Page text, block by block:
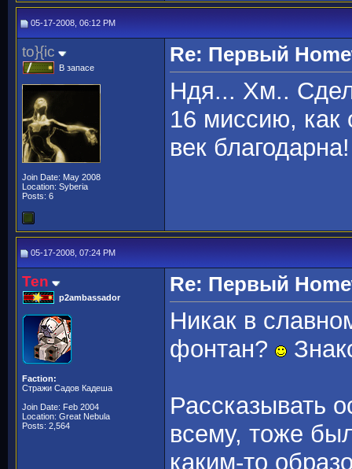
05-17-2008, 06:12 PM
to}{ic
В запасе
Join Date: May 2008
Location: Syberia
Posts: 6
Re: Первый
Ндя... Хм..
16 миссию, как
век
05-17-2008, 07:24 PM
Ten
p2ambassador
Faction:
Стражи Садов Кадеша
Join Date: Feb 2004
Location: Great Nebula
Posts: 2,564
Re: Первый
Никак в
фонтан?
Рассказывать
всему, тоже
каким-то